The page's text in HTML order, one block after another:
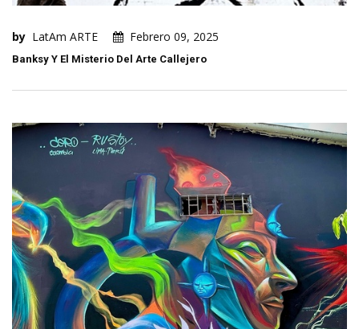
by LatAm ARTE Febrero 09, 2025
Banksy Y El Misterio Del Arte Callejero